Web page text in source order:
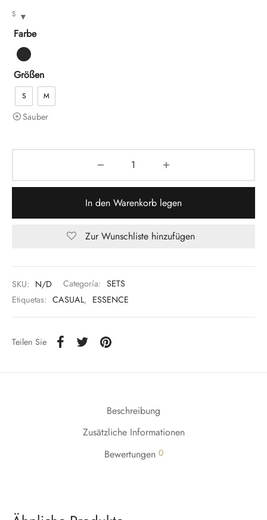
$
Farbe
Größen
S M
Sauber
In den Warenkorb legen
Zur Wunschliste hinzufügen
SKU: N/D Categoría: SETS
Etiquetas: CASUAL, ESSENCE
Teilen Sie
Beschreibung
Zusätzliche Informationen
Bewertungen 0